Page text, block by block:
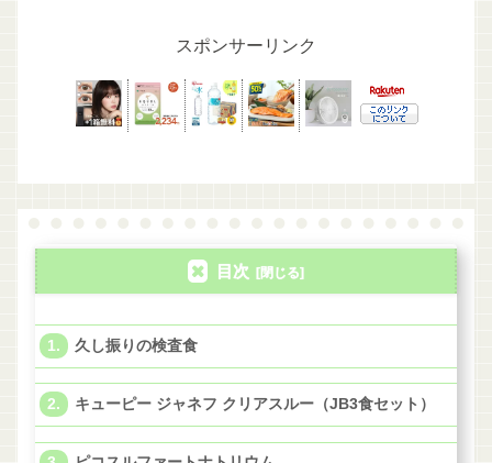
スポンサーリンク
目次
久し振りの検査食
キューピー ジャネフ クリアスルー（JB3食セット）